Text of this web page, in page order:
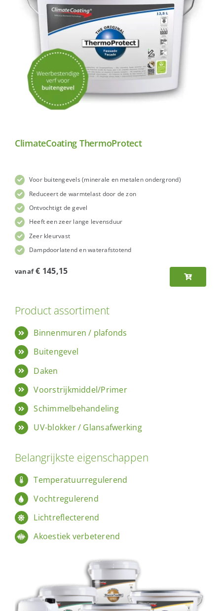
ClimateCoating ThermoProtect
Voor buitengevels (minerale en metalen ondergrond)
Reduceert de warmtelast door de zon
Ontvochtigt de gevel
Heeft een zeer lange levensduur
Zeer kleurvast
Dampdoorlatend en waterafstotend
vanaf € 145,15
Product assortiment
Binnenmuren / plafonds
Buitengevel
Daken
Voorstrijkmiddel/Primer
Schimmelbehandeling
UV-blokker / Glansafwerking
Belangrijkste eigenschappen
Temperatuurregulerend
Vochtregulerend
Lichtreflecterend
Akoestiek verbeterend